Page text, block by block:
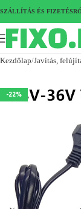
SZÁLLÍTÁS ÉS FIZETÉS
Kezdőlap Javítás,
-22%